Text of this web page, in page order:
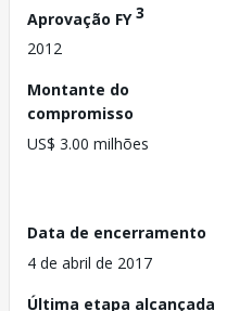
Aprovação FY3
2012
Montante do
compromisso
US$ 3.00 milhões
Data de encerramento
4 de abril de 2017
Última etapa alcançada